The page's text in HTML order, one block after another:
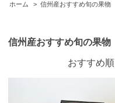
ホーム > 信州産おすすめ旬の果物
信州産おすすめ旬の果物
おすすめ順